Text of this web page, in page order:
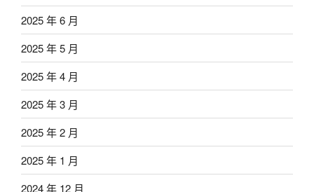
2025 年 6 月
2025 年 5 月
2025 年 4 月
2025 年 3 月
2025 年 2 月
2025 年 1 月
2024 年 12 月